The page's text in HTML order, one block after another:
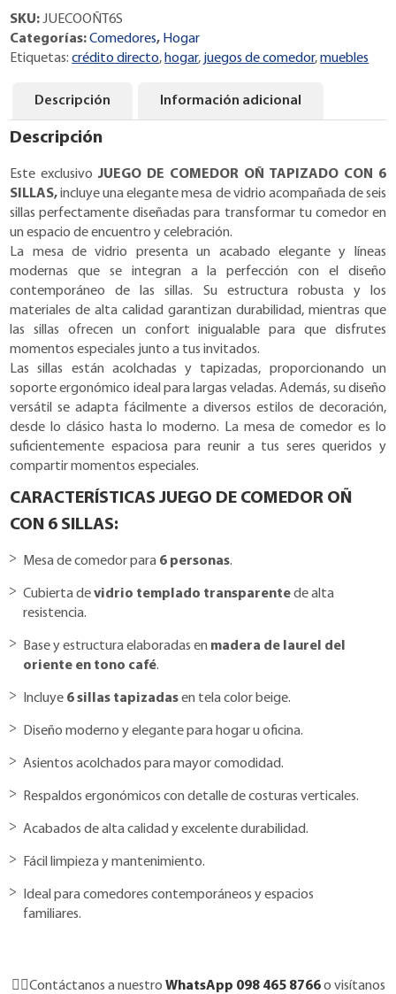
OÑ
TAPIZADO
C/6
cantidad
SKU:JUECOOÑT6S
Categorías:Comedores, Hogar
Etiquetas:crédito directo, hogar, juegos de comedor,muebles
Descripción Información adicional
Descripción
Este exclusivo JUEGO DE COMEDOR OÑ TAPIZADO CON 6
SILLAS,incluye una elegante mesa de vidrio acompañada de seis
sillas perfectamente diseñadas para transformar tu comedor en
un espacio de encuentro y celebración.
La mesa de vidrio presenta un acabado elegante y líneas
modernas que se integran a la perfección con el diseño
contemporáneo de las sillas. Su estructura robusta y los
materiales de alta calidad garantizan durabilidad, mientras que
las sillas ofrecen un confort inigualable para que disfrutes
momentos especiales junto a tus invitados.
Las sillas están acolchadas y tapizadas, proporcionando un
soporte ergonómico ideal para largas veladas. Además, su diseño
versátil se adapta fácilmente a diversos estilos de decoración,
desde lo clásico hasta lo moderno. La mesa de comedor es lo
suficientemente espaciosa para reunir a tus seres queridos y
compartir momentos especiales.
CARACTERÍSTICAS JUEGO DE COMEDOR OÑ
CON 6 SILLAS:
Mesa de comedor para 6 personas.
Cubierta devidrio templado transparentede alta
resistencia.
Base y estructura elaboradas en madera de laurel del
oriente en tono café.
Incluye 6 sillas tapizadasen tela color beige.
Diseño moderno y elegante para hogar u oficina.
Asientos acolchados para mayor comodidad.
Respaldos ergonómicos con detalle de costuras verticales.
Acabados de alta calidad y excelente durabilidad.
Fácil limpieza y mantenimiento.
Ideal para comedores contemporáneos y espacios
familiares.
👉🏼Contáctanos a nuestro WhatsApp 098 465 8766o visítanos